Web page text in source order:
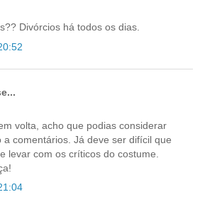
Divórcios há todos os dias.
volta, acho que podias considerar
a comentários. Já deve ser difícil que
levar com os críticos do costume.